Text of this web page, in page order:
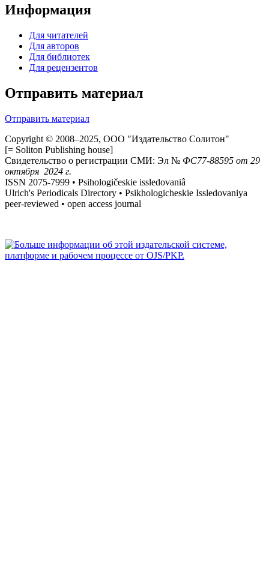
Информация
Для читателей
Для авторов
Для библиотек
Для рецензентов
Отправить материал
Отправить материал
Copyright © 2008–2025, ООО "Издательство Солитон"
[= Soliton Publishing house]
Свидетельство о регистрации СМИ: Эл № ФС77-88595 от 29
октября 2024 г.
ISSN 2075-7999 • Psihologičeskie issledovaniâ
Ulrich's Periodicals Directory • Psikhologicheskie Issledovaniya
peer-reviewed • open access journal